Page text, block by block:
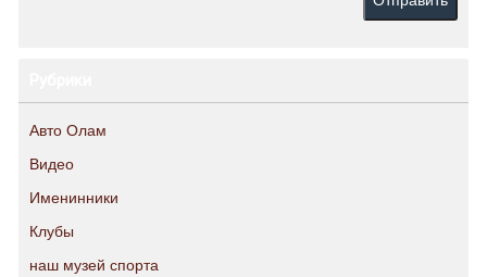
Авто Олам
Видео
Именинники
Клубы
наш музей спорта